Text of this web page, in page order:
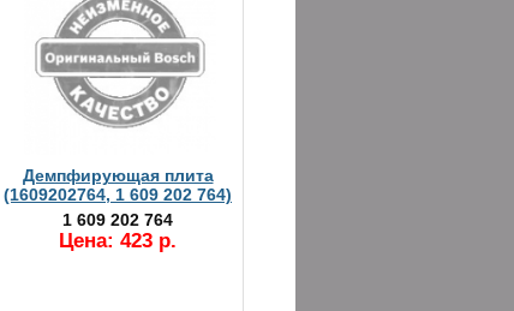
Демпфирующая плита
(1609202764, 1 609 202 764)
1 609 202 764
Цена: 423 р.